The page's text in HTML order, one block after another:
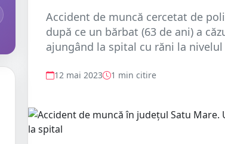
Accident de muncă cercetat de
după ce un bărbat (63 de ani) a
ajungând la spital cu răni la
12 mai 2023 1 min citire